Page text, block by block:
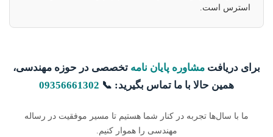
استرس است.
برای دریافت مشاوره پایان نامه تخصصی در حوزه مهندسی،
همین حالا با ما تماس بگیرید: 📞 09356661302
ما با سال‌ها تجربه در کنار شما هستیم تا مسیر موفقیت در رساله
مهندسی را هموار کنیم.